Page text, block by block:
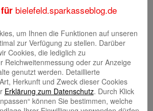
& Praktikum
Online-Banking
der Internet-Filiale
bielefeld.sparkasseblog.de
um Ihnen die Funktionen auf unseren
zur Verfügung zu stellen. Darüber
Cookies, die lediglich zu
Reichweitenmessung oder zur Anzeige
genutzt werden. Detaillierte
Herkunft und Zweck dieser Cookies
Erklärung zum Datenschutz. Durch Klick
können Sie bestimmen, welche